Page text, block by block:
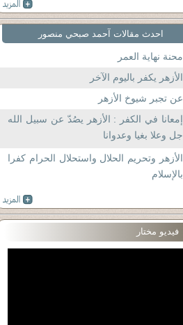
احدث مقالات آحمد صبحي منصور
محنة نهاية العمر
الأزهر يكفر باليوم الآخر
عن تجبر شيوخ الأزهر
إمعانا في الكفر : الأزهر يصُدّ عن سبيل الله
جل وعلا بغيا وعدوانا
الأزهر وتحريم الحلال واستحلال الحرام كفرا
بالإسلام
فيديو مختار